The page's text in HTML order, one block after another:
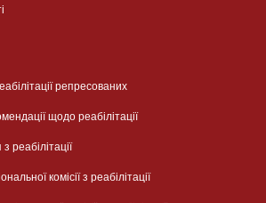
репресованих
щодо реабілітації
реабілітації
комісії з реабілітації